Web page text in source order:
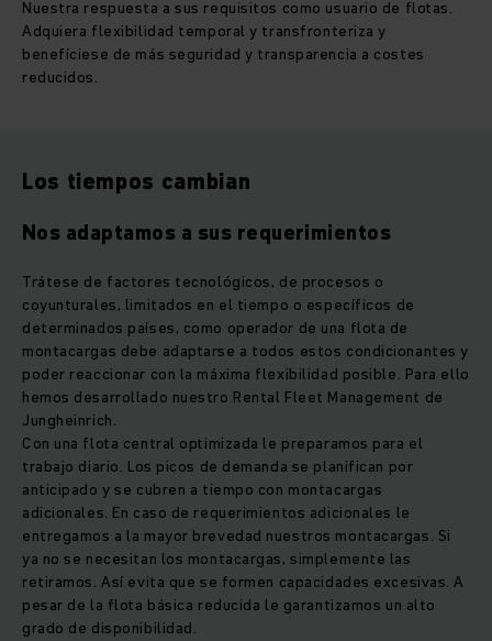
Nuestra respuesta a sus requisitos como usuario de flotas.
Adquiera flexibilidad temporal y transfronteriza y
benefíciese de más seguridad y transparencia a costes
reducidos.
Los tiempos cambian
Nos adaptamos a sus requerimientos
Trátese de factores tecnológicos, de procesos o
coyunturales, limitados en el tiempo o específicos de
determinados países, como operador de una flota de
montacargas debe adaptarse a todos estos condicionantes y
poder reaccionar con la máxima flexibilidad posible. Para ello
hemos desarrollado nuestro Rental Fleet Management de
Jungheinrich.
Con una flota central optimizada le preparamos para el
trabajo diario. Los picos de demanda se planifican por
anticipado y se cubren a tiempo con montacargas
adicionales. En caso de requerimientos adicionales le
entregamos a la mayor brevedad nuestros montacargas. Si
ya no se necesitan los montacargas, simplemente las
retiramos. Así evita que se formen capacidades excesivas. A
pesar de la flota básica reducida le garantizamos un alto
grado de disponibilidad.